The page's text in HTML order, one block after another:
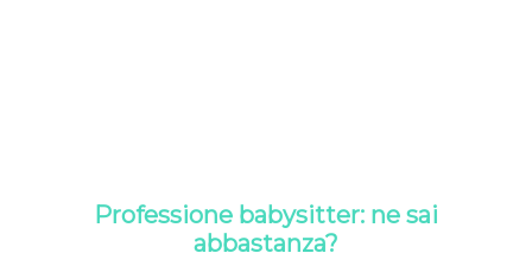
Professione babysitter: ne sai
abbastanza?